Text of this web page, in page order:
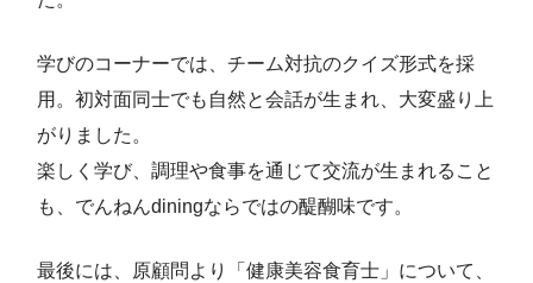
学びのコーナーでは、チーム対抗のクイズ形式を採
用。初対面同士でも自然と会話が生まれ、大変盛り上
がりました。
楽しく学び、調理や食事を通じて交流が生まれること
も、でんねんdiningならではの醍醐味です。
最後には、原顧問より「健康美容食育士」について、